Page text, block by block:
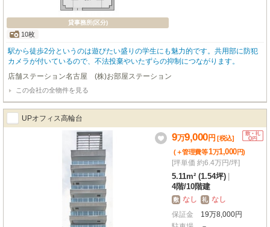
貸事務所(区分)
10枚
駅から徒歩2分というのは遊びたい盛りの学生にも魅力的です。共用部に防犯
カメラが付いているので、不法投棄やいたずらの抑制につながります。
店舗ステーション名古屋 (株)お部屋ステーション
この会社の全物件を見る
UPオフィス高輪台
9万9,000円 [税込]
(＋管理費等1万1,000円)
[坪単価 約6.4万円/坪]
5.11m² (1.54坪)
4階/10階建
敷 なし 礼 なし
保証金
19万8,000円